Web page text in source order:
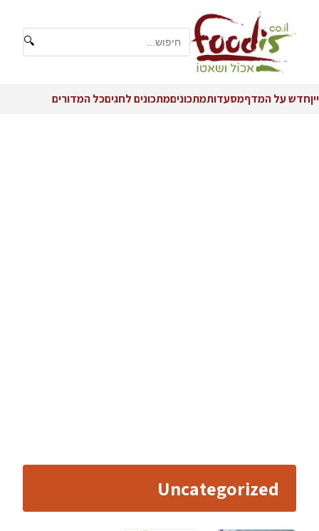
🔍
ייןחדש על המדףמסעדותמתכוניםמתכונים לחגיםכל המדורים
Uncategorized